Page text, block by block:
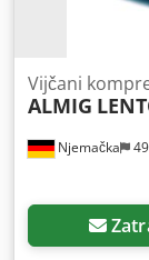
Njemačka
Vijčani
ALMIG